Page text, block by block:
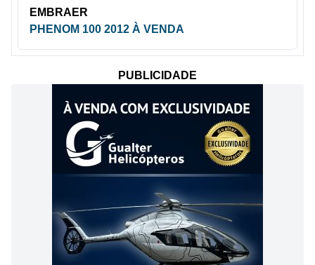
EMBRAER
PHENOM 100 2012 À VENDA
PUBLICIDADE